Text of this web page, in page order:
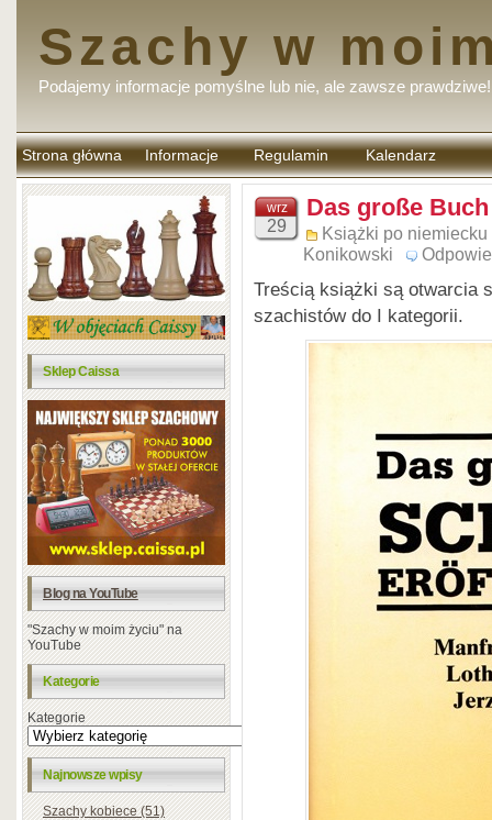
Szachy w
Podajemy informacje pomyślne lub nie, ale zawsze prawdziwe!
Strona główna Informacje Regulamin
komentarzy
Kalendarz
Sklep Caissa
Blog na YouTube
"Szachy w moim życiu" na
YouTube
Kategorie
Kategorie
Najnowsze wpisy
Szachy kobiece (51)
wrz
29
Das große
Książki po niemiecku
Konikowski
Treścią książki są otwarcia
szachistów do I kategorii.